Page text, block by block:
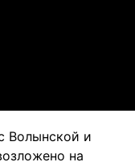
Волынской и
на